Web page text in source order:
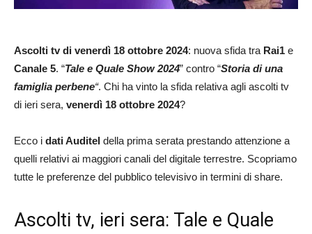
Ascolti tv di venerdì 18 ottobre 2024: nuova sfida tra Rai1 e
Canale 5. “Tale e Quale Show 2024” contro “Storia di una
famiglia perbene“. Chi ha vinto la sfida relativa agli ascolti tv
di ieri sera, venerdì 18 ottobre 2024?
Ecco i dati Auditel della prima serata prestando attenzione a
quelli relativi ai maggiori canali del digitale terrestre. Scopriamo
tutte le preferenze del pubblico televisivo in termini di share.
Ascolti tv, ieri sera: Tale e Quale